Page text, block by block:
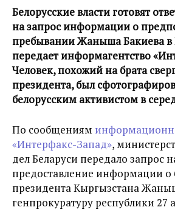
Белорусские власти готовят
на запрос информации о
пребывании Жаныша Бакиева в
передает информагентство
Человек, похожий на брата
президента, был
белорусским активистом в
По сообщениям
«Интерфакс-Запад»,
дел Беларуси передало запрос
предоставление информации о
президента Кыргызстана
генпрокуратуру республики 27